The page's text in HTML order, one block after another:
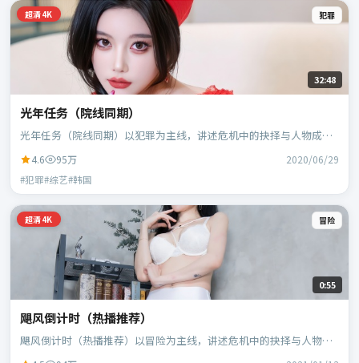
超清4K 犯罪
32:48
光年任务（院线同期）
光年任务（院线同期）以犯罪为主线，讲述危机中的抉择与人物成
4.6 95万 2020/06/29
#犯罪#综艺#韩国
超清4K 冒险
0:55
飓风倒计时（热播推荐）
飓风倒计时（热播推荐）以冒险为主线，讲述危机中的抉择与人物成